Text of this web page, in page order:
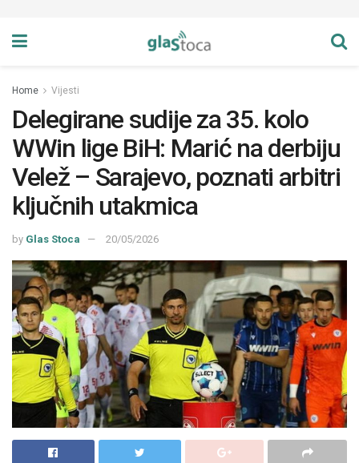
Home Vijesti
Delegirane sudije za 35. kolo
WWin lige BiH: Marić na derbiju
Velež – Sarajevo, poznati arbitri
ključnih utakmica
by Glas Stoca 20/05/2026